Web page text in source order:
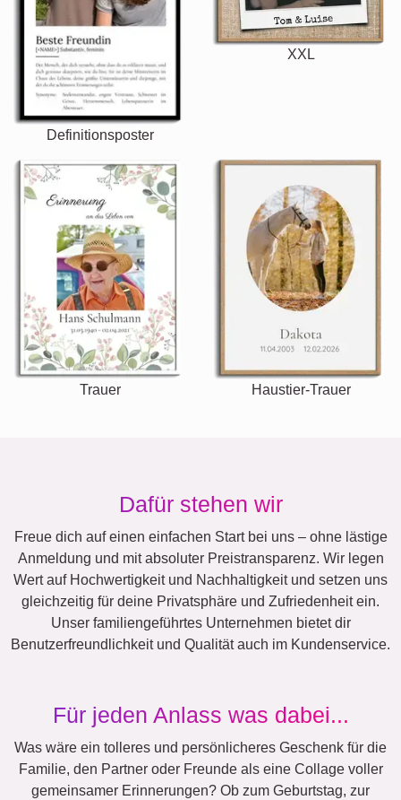
Definitionsposter
XXL
Trauer Haustier-Trauer
Dafür stehen wir
Freue dich auf einen einfachen Start bei uns – ohne lästige
Anmeldung und mit absoluter Preistransparenz. Wir legen
Wert auf Hochwertigkeit und Nachhaltigkeit und setzen uns
gleichzeitig für deine Privatsphäre und Zufriedenheit ein.
Unser familiengeführtes Unternehmen bietet dir
Benutzerfreundlichkeit und Qualität auch im Kundenservice.
Für jeden Anlass was dabei...
Was wäre ein tolleres und persönlicheres Geschenk für die
Familie, den Partner oder Freunde als eine Collage voller
gemeinsamer Erinnerungen? Ob zum Geburtstag, zur